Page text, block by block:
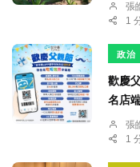
張
1
政治
歡慶
名店
張
1